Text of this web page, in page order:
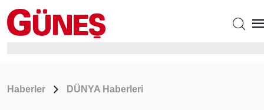
Haberler DÜNYA Haberleri